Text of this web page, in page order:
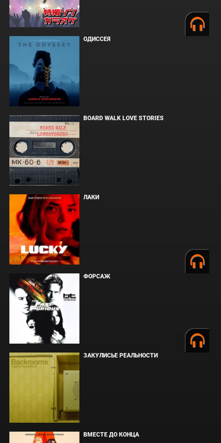
ОДИССЕЯ
BOARD WALK LOVE STORIES
ЛАКИ
ФОРСАЖ
ЗАКУЛИСЬЕ РЕАЛЬНОСТИ
ВМЕСТЕ ДО КОНЦА